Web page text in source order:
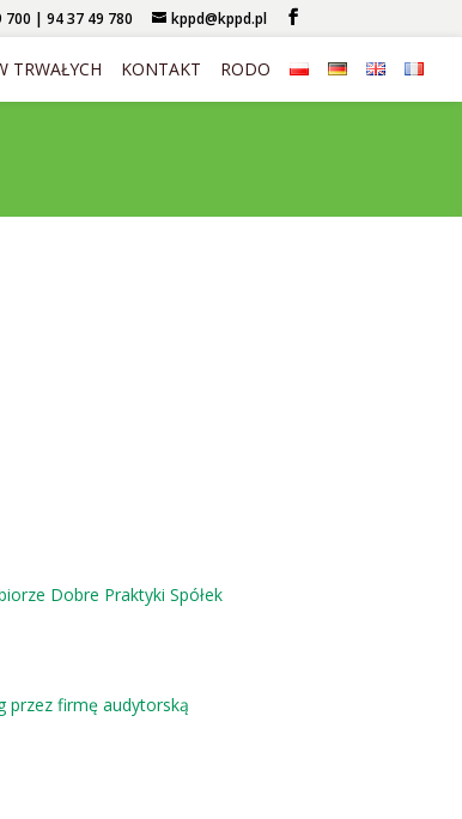
700 | 94 37 49 780 kppd@kppd.pl
TRWAŁYCH KONTAKT RODO
Dobre Praktyki Spółek
przez firmę audytorską